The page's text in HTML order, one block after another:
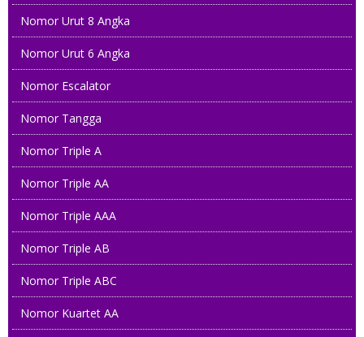
Nomor Urut 8 Angka
Nomor Urut 6 Angka
Nomor Escalator
Nomor Tangga
Nomor Triple A
Nomor Triple AA
Nomor Triple AAA
Nomor Triple AB
Nomor Triple ABC
Nomor Kuartet AA